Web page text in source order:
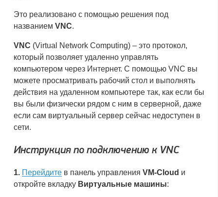
Это реализовано с помощью решения под
названием VNC.
VNC (Virtual Network Computing) – это протокол,
который позволяет удаленно управлять
компьютером через Интернет. С помощью VNC вы
можете просматривать рабочий стол и выполнять
действия на удаленном компьютере так, как если бы
вы были физически рядом с ним в серверной, даже
если сам виртуальный сервер сейчас недоступен в
сети.
Инструкция по подключению к VNC
1. Перейдите в панель управления VM-Cloud и
откройте вкладку Виртуальные машины: